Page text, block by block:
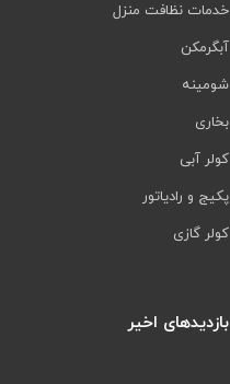
خدمات نظافت منزل
آبگرمکن
شومینه
بخاری
کولر آبی
پکیج و رادیاتور
کولر گازی
بازدیدهای اخیر